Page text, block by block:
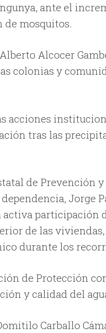
ante el
de mosquitos.
Alcocer
colonias y
acciones
tras las
de Prevención
Jorge
participación
de las
durante los
de Protección
y calidad del
Carballo